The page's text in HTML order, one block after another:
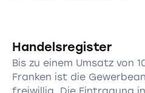
Handelsregister
Bis zu einem Umsatz von
Franken ist die